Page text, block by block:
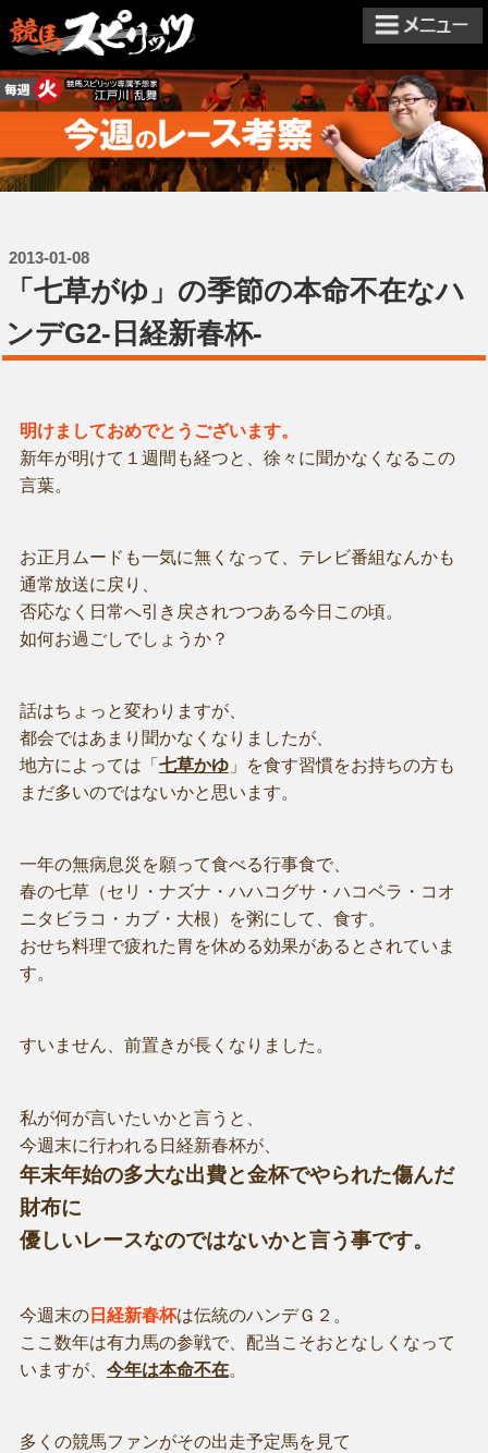
2013-01-08
「七草がゆ」の季節の本命不在なハ
ンデG2-日経新春杯-
明けましておめでとうございます。
新年が明けて１週間も経つと、徐々に聞かなくなるこの
言葉。
お正月ムードも一気に無くなって、テレビ番組なんかも
通常放送に戻り、
否応なく日常へ引き戻されつつある今日この頃。
如何お過ごしでしょうか？
話はちょっと変わりますが、
都会ではあまり聞かなくなりましたが、
地方によっては「 七草かゆ」を食す習慣をお持ちの方も
まだ多いのではないかと思います。
一年の無病息災を願って食べる行事食で、
春の七草（セリ・ナズナ・ハハコグサ・ハコベラ・コオ
ニタビラコ・カブ・大根）を粥にして、食す。
おせち料理で疲れた胃を休める効果があるとされていま
す。
すいません、前置きが長くなりました。
私が何が言いたいかと言うと、
今週末に行われる日経新春杯が、
年末年始の多大な出費と金杯でやられた傷んだ
財布に
優しいレースなのではないかと言う事です。
今週末の日経新春杯は伝統のハンデＧ２。
ここ数年は有力馬の参戦で、配当こそおとなしくなって
いますが、 今年は本命不在。
多くの競馬ファンがその出走予定馬を見て